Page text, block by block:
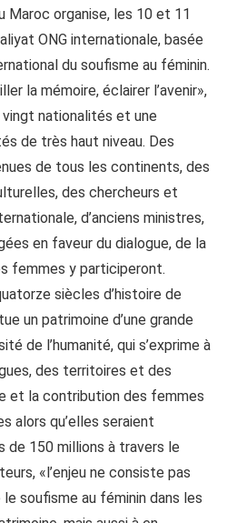
Maroc organise, les 10 et 11
ONG internationale, basée
du soufisme au féminin.
la mémoire, éclairer l’avenir»,
vingt nationalités et une
de très haut niveau. Des
de tous les continents, des
des chercheurs et
d’anciens ministres,
en faveur du dialogue, de la
femmes y participeront.
siècles d’histoire de
un patrimoine d’une grande
de l’humanité, qui s’exprime à
des territoires et des
et la contribution des femmes
alors qu’elles seraient
de 150 millions à travers le
«l’enjeu ne consiste pas
soufisme au féminin dans les